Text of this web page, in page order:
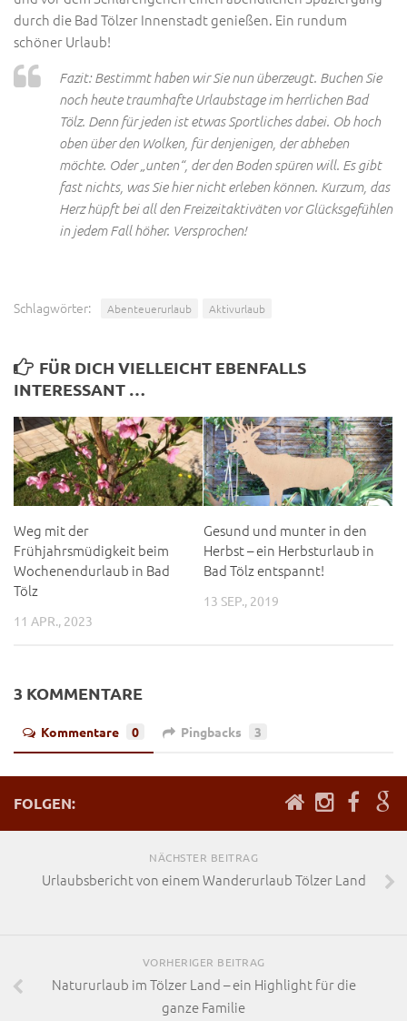
durch die Bad Tölzer Innenstadt genießen. Ein rundum
schöner Urlaub!
Fazit: Bestimmt haben wir Sie nun überzeugt. Buchen Sie
noch heute traumhafte Urlaubstage im herrlichen Bad
Tölz. Denn für jeden ist etwas Sportliches dabei. Ob hoch
oben über den Wolken, für denjenigen, der abheben
möchte. Oder „unten“, der den Boden spüren will. Es gibt
fast nichts, was Sie hier nicht erleben können. Kurzum, das
Herz hüpft bei all den Freizeitaktiväten vor Glücksgefühlen
in jedem Fall höher. Versprochen!
Schlagwörter: Abenteuerurlaub Aktivurlaub
FÜR DICH VIELLEICHT EBENFALLS
INTERESSANT …
Weg mit der
Frühjahrsmüdigkeit beim
Wochenendurlaub in Bad
Tölz
11 APR., 2023
Gesund und munter in den
Herbst – ein Herbsturlaub in
Bad Tölz entspannt!
13 SEP., 2019
3 KOMMENTARE
Kommentare 0 Pingbacks 3
FOLGEN:
NÄCHSTER BEITRAG
Urlaubsbericht von einem Wanderurlaub Tölzer Land
VORHERIGER BEITRAG
Natururlaub im Tölzer Land – ein Highlight für die
ganze Familie